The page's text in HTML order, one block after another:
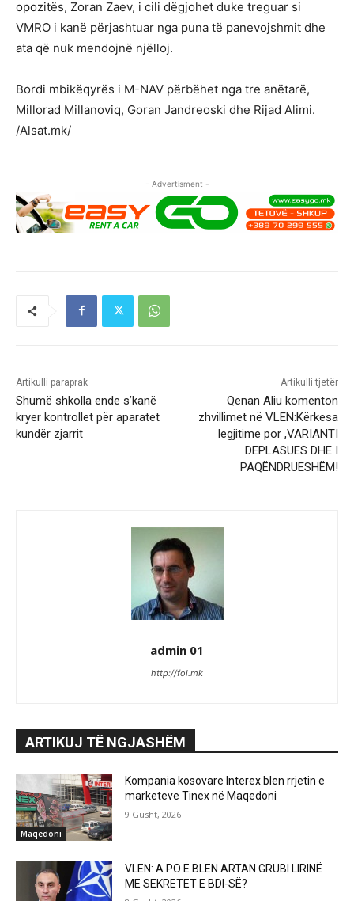
opozitës, Zoran Zaev, i cili dëgjohet duke treguar si
VMRO i kanë përjashtuar nga puna të panevojshmit dhe
ata që nuk mendojnë njëlloj.
Bordi mbikëqyrës i M-NAV përbëhet nga tre anëtarë,
Millorad Millanoviq, Goran Jandreoski dhe Rijad Alimi.
/Alsat.mk/
- Advertisment -
Artikulli paraprak
Shumë shkolla ende s’kanë
kryer kontrollet për aparatet
kundër zjarrit
Artikulli tjetër
Qenan Aliu komenton
zhvillimet në VLEN:Kërkesa
legjitime por ,VARIANTI
DEPLASUES DHE I
PAQËNDRUESHËM!
admin 01
http://fol.mk
ARTIKUJ TË NGJASHËM
Maqedoni
Kompania kosovare Interex blen rrjetin e
marketeve Tinex në Maqedoni
9 Gusht, 2026
VLEN: A PO E BLEN ARTAN GRUBI LIRINË
ME SEKRETET E BDI-SË?